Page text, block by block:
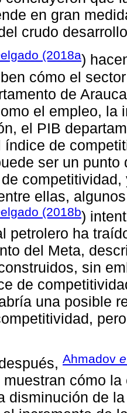
en gran
crudo
(2018a)
cómo el
de
el empleo, la
el PIB
índice de
ser un punto
ellas,
(2018b)
petrolero ha
del Meta,
sin
de
una posible
Ahmadov
cómo
disminución de